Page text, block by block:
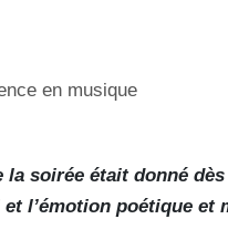
soirée était donné
l’émotion poétique et